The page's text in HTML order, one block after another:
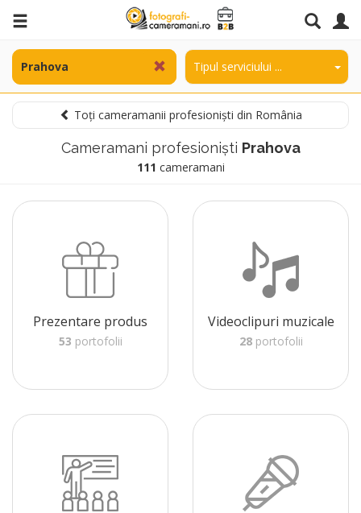
Toți cameramanii profesioniști din România
Cameramani profesioniști Prahova
111 cameramani
Prezentare produs
53 portofolii
Videoclipuri muzicale
28portofolii